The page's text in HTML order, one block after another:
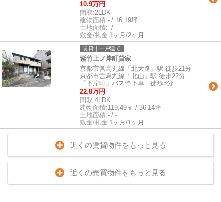
10.9万円
間取:2LDK
建物面積:- / 16.19坪
土地面積:- / -
敷金/礼金:1ヶ月/2ヶ月
賃貸｜一戸建て
紫竹上ノ岸町貸家
京都市営烏丸線「北大路」駅 徒歩21分
京都市営烏丸線「北山」駅 徒歩22分
「下岸町」バス停下車 徒歩3分
22.8万円
間取:4LDK
建物面積:119.49㎡ / 36.14坪
土地面積:- / -
敷金/礼金:1ヶ月/1ヶ月
近くの賃貸物件をもっと見る
近くの売買物件をもっと見る